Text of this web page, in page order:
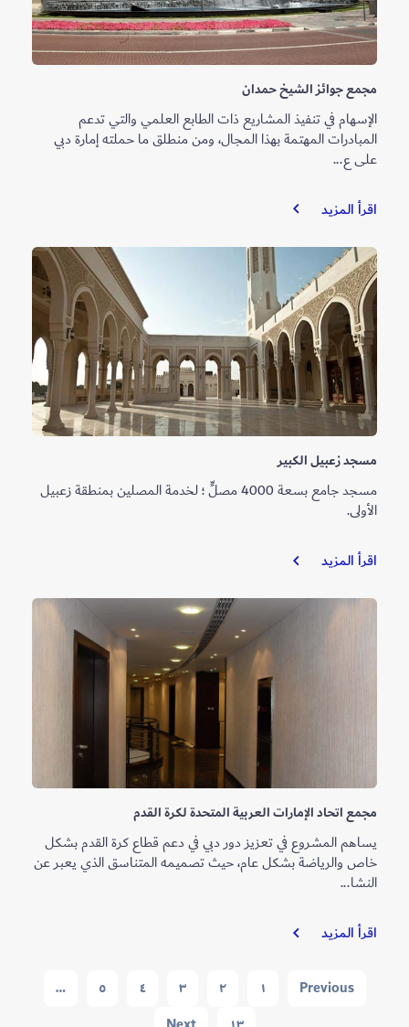
مجمع جوائز الشيخ حمدان
الإسهام في تنفيذ المشاريع ذات الطابع العلمي والتي تدعم
المبادرات المهتمة بهذا المجال، ومن منطلق ما حملته إمارة دبي
على ع...
اقرأ المزيد
مجمع
الشيخ
حمدان
مسجد زعبيل الكبير
مسجد جامع بسعة 4000 مصلٍّ ؛ لخدمة المصلين بمنطقة زعبيل
الأولى.
اقرأ المزيد
مسجد
الكبير
مجمع اتحاد الإمارات العربية المتحدة لكرة القدم
يساهم المشروع في تعزيز دور دبي في دعم قطاع كرة القدم بشكل
خاص والرياضة بشكل عام، حيث تصميمه المتناسق الذي يعبر عن
النشا...
اقرأ المزيد
مجمع
العربية
Navigation
Previous ١ ٢ ٣ ٤ ٥
…